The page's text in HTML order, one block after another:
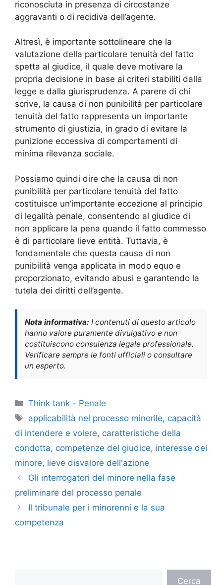
riconosciuta in presenza di circostanze
aggravanti o di recidiva dell’agente.
Altresì, è importante sottolineare che la
valutazione della particolare tenuità del fatto
spetta al giudice, il quale deve motivare la
propria decisione in base ai criteri stabiliti dalla
legge e dalla giurisprudenza. A parere di chi
scrive, la causa di non punibilità per particolare
tenuità del fatto rappresenta un importante
strumento di giustizia, in grado di evitare la
punizione eccessiva di comportamenti di
minima rilevanza sociale.
Possiamo quindi dire che la causa di non
punibilità per particolare tenuità del fatto
costituisce un’importante eccezione al principio
di legalità penale, consentendo al giudice di
non applicare la pena quando il fatto commesso
è di particolare lieve entità. Tuttavia, è
fondamentale che questa causa di non
punibilità venga applicata in modo equo e
proporzionato, evitando abusi e garantendo la
tutela dei diritti dell’agente.
Nota informativa: I contenuti di questo articolo
hanno valore puramente divulgativo e non
costituiscono consulenza legale professionale.
Verificare sempre le fonti ufficiali o consultare
un esperto.
Categorie
Think tank - Penale
Tag
applicabilità nel processo minorile, capacità
di intendere e volere, caratteristiche della
condotta, competenze del giudice, interesse del
minore, lieve disvalore dell'azione
Gli interrogatori del minore nella fase
preliminare del processo penale
Il tribunale per i minorenni e la sua
competenza
Cerca